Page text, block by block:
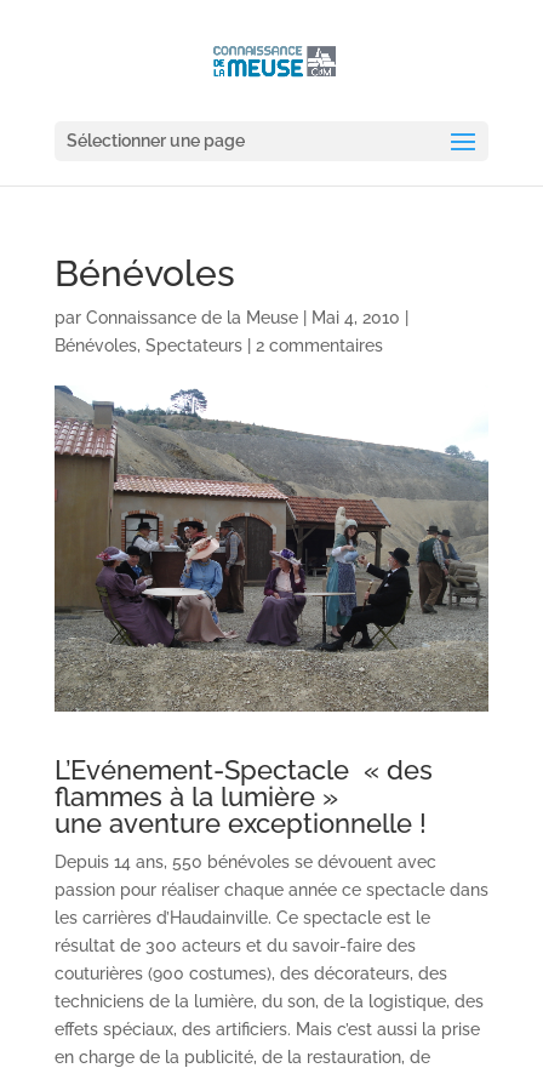
Sélectionner une page
Bénévoles
par Connaissance de la Meuse| Mai 4, 2010
Bénévoles, Spectateurs| 2 commentaires
L’Evénement-Spectacle « des
flammes à la lumière »
une aventure exceptionnelle !
Depuis 14 ans, 550 bénévoles se dévouent avec
passion pour réaliser chaque année ce spectacle dans
les carrières d’Haudainville. Ce spectacle est le
résultat de 300 acteurs et du savoir-faire des
couturières (900 costumes), des décorateurs, des
techniciens de la lumière, du son, de la logistique, des
effets spéciaux, des artificiers. Mais c’est aussi la prise
en charge de la publicité, de la restauration, de